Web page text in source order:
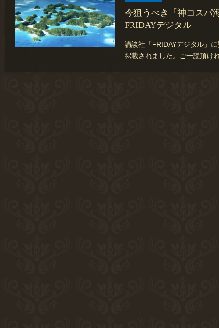
今狙うべき「神コスパ
FRIDAYデジタル
講談社「FRIDAYデジタル」
掲載されました。ご一読頂け